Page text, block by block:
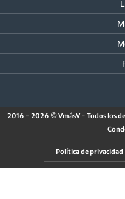
2016 - 2026 © VmásV - Todos los
Política de privacidad